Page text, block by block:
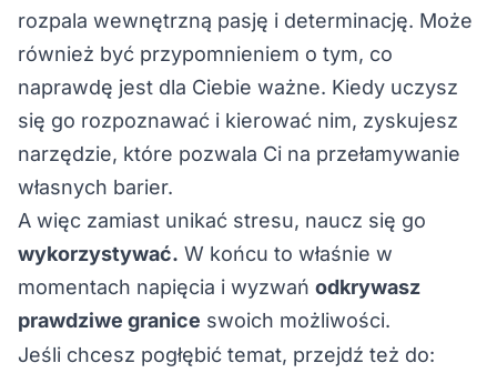
rozpala wewnętrzną pasję i determinację. Może
również być przypomnieniem o tym, co
naprawdę jest dla Ciebie ważne. Kiedy uczysz
się go rozpoznawać i kierować nim, zyskujesz
narzędzie, które pozwala Ci na przełamywanie
własnych barier.
A więc zamiast unikać stresu, naucz się go
wykorzystywać. W końcu to właśnie w
momentach napięcia i wyzwań odkrywasz
prawdziwe granice swoich możliwości.
Jeśli chcesz pogłębić temat, przejdź też do: